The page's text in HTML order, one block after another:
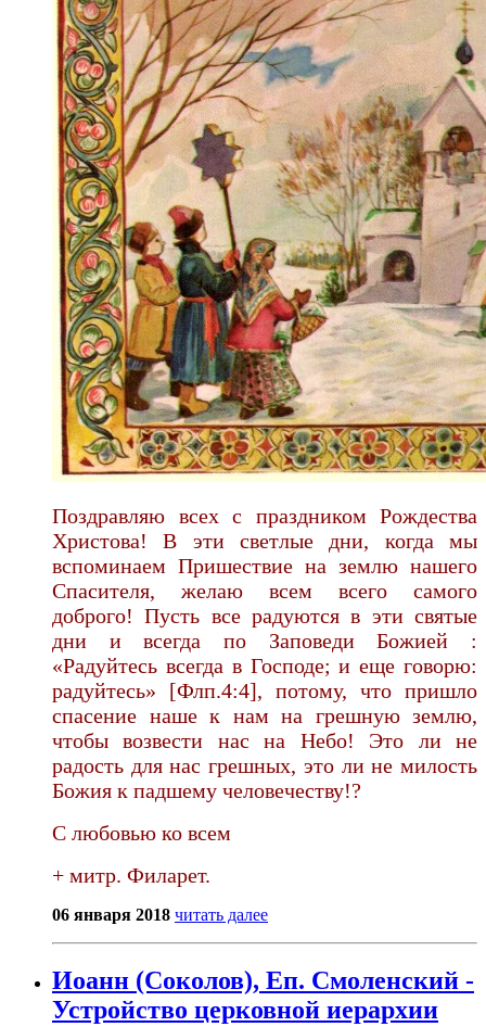
Поздравляю всех с праздником Рождества
Христова! В эти светлые дни, когда мы
вспоминаем Пришествие на землю нашего
Спасителя, желаю всем всего самого
доброго! Пусть все радуются в эти святые
дни и всегда по Заповеди Божией :
«Радуйтесь всегда в Господе; и еще говорю:
радуйтесь» [Флп.4:4], потому, что пришло
спасение наше к нам на грешную землю,
чтобы возвести нас на Небо! Это ли не
радость для нас грешных, это ли не милость
Божия к падшему человечеству!?
С любовью ко всем
+ митр. Филарет.
06 января 2018 читать далее
Иоанн (Соколов), Еп. Смоленский -
Устройство церковной иерархии